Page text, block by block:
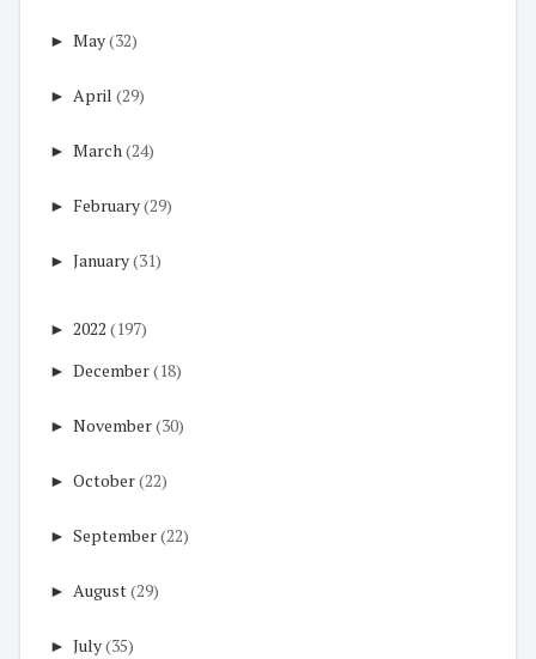
► May(32)
► April (29)
► March(24)
► February(29)
► January(31)
► 2022 (197)
► December(18)
► November(30)
► October(22)
► September(22)
► August(29)
► July(35)